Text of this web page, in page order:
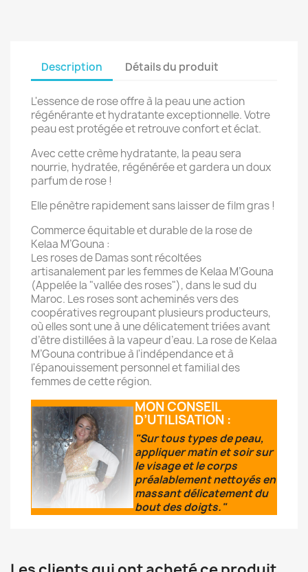
Description Détails du produit
L'essence de rose offre à la peau une action
régénérante et hydratante exceptionnelle. Votre
peau est protégée et retrouve confort et éclat.
Avec cette crème hydratante, la peau sera
nourrie, hydratée, régénérée et gardera un doux
parfum de rose !
Elle pénètre rapidement sans laisser de film gras !
Commerce équitable et durable de la rose de
Kelaa M’Gouna :
Les roses de Damas sont récoltées
artisanalement par les femmes de Kelaa M’Gouna
(Appelée la "vallée des roses"), dans le sud du
Maroc. Les roses sont acheminés vers des
coopératives regroupant plusieurs producteurs,
où elles sont une à une délicatement triées avant
d’être distillées à la vapeur d’eau. La rose de Kelaa
M’Gouna contribue à l'indépendance et à
l'épanouissement personnel et familial des
femmes de cette région.
MON CONSEIL
D’UTILISATION :
"Sur tous types de peau,
appliquer matin et soir sur
le visage et le corps
préalablement nettoyés en
massant délicatement du
bout des doigts."